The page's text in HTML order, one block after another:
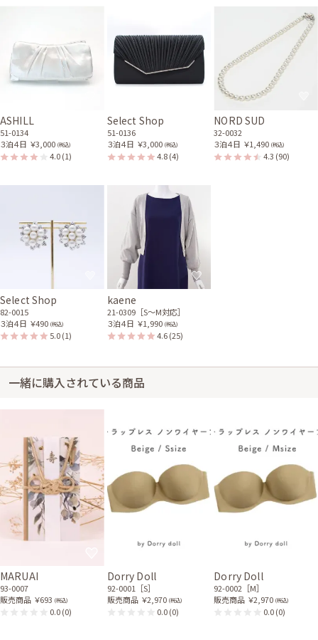
30代前半2025/01/12 結婚式 (友人として)
サイズはぴったりで、丈はひざ下でした。 丈はひざがしっかり隠れる長さ
で、すねの真ん中くらいでした。 細身でストンとしたシルエットだが、体
のどこにもきついというところはなかったです。 すこし大人っぽいドレス
ASHILL
51-0134
３泊４日 ￥3,000 (税込)
4.0(1)
Select Shop
51-0136
３泊４日 ￥3,000 (税込)
4.8(4)
NORD SUD
32-0032
３泊４日 ￥1,490 (税込)
4.3 (90)
Select Shop
82-0015
３泊４日 ￥490 (税込)
5.0(1)
kaene
21-0309［S〜M対応］
３泊４日 ￥1,990 (税込)
4.6(25)
一緒に購入されている商品
MARUAI
93-0007
販売商品 ￥693 (税込)
0.0(0)
Dorry Doll
92-0001［S］
販売商品 ￥2,970 (税込)
0.0(0)
Dorry Doll
92-0002［M］
販売商品 ￥2,970 (税込)
0.0(0)